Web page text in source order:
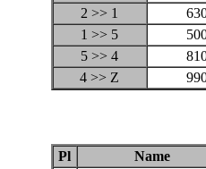
2 >> 1
1 >> 5
5 >> 4
4 >> Z
Pl
Name